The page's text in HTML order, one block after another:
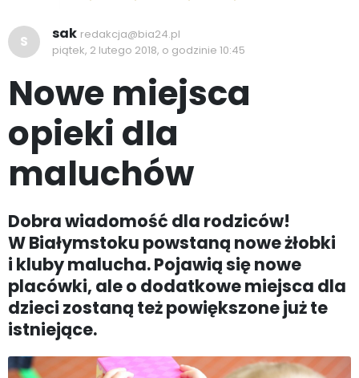
S sak redakcja@bia24.pl
piątek, 2 lutego 2018, o godzinie 10:45
Nowe miejsca
opieki dla
maluchów
Dobra wiadomość dla rodziców!
W Białymstoku powstaną nowe żłobki
i kluby malucha. Pojawią się nowe
placówki, ale o dodatkowe miejsca dla
dzieci zostaną też powiększone już te
istniejące.